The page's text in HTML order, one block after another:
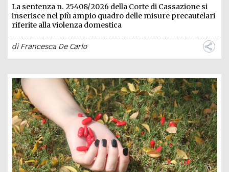
La sentenza n. 25408/2026 della Corte di Cassazione si
inserisce nel più ampio quadro delle misure precautelari
riferite alla violenza domestica
diFrancesca De Carlo